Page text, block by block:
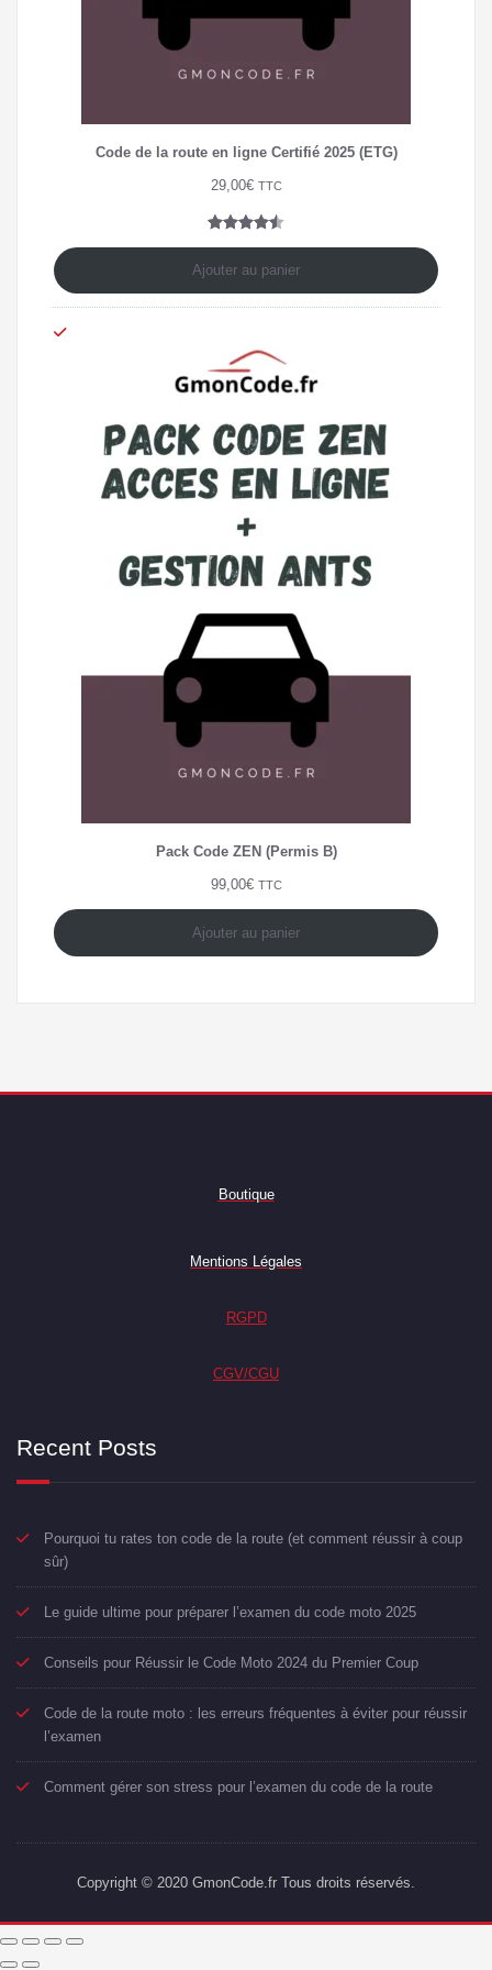
Code de la route en ligne Certifié 2025 (ETG)
29,00€ TTC
sur 5
client
Ajouter au panier
Pack Code ZEN (Permis B)
99,00€ TTC
Ajouter au panier
Boutique
Mentions Légales
RGPD
CGV/CGU
Recent Posts
Pourquoi tu rates ton code de la route (et comment réussir à coup
sûr)
Le guide ultime pour préparer l’examen du code moto 2025
Conseils pour Réussir le Code Moto 2024 du Premier Coup
Code de la route moto : les erreurs fréquentes à éviter pour réussir
l’examen
Comment gérer son stress pour l’examen du code de la route
Copyright © 2020 GmonCode.fr Tous droits réservés.